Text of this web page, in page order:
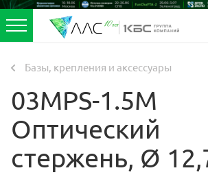
Базы, крепления и аксессуары
03MPS-1.5M
Оптический
стержень, Ø